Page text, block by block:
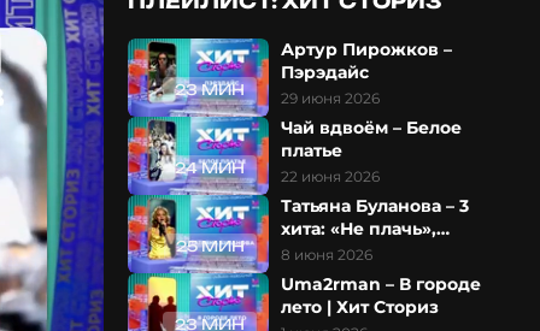
23 МИН
Артур Пирожков –
Пэрэдайс
29 июня 2026
24 МИН
Чай вдвоём – Белое
платье
22 июня 2026
25 МИН
Татьяна Буланова – 3
хита: «Не плачь»,
«Старшая сестра» и
«Колыбельная»
8 июня 2026
23 МИН
Uma2rman – В городе
лето | Хит Сториз